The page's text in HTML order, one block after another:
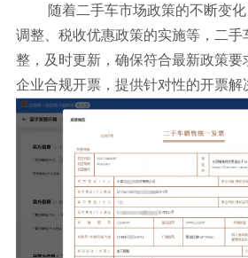
随着二手车市场政策的不断变
调整、税收优惠政策的实施等，二手
整，及时更新，确保符合最新政策要
企业合规开票，提供针对性的开票解